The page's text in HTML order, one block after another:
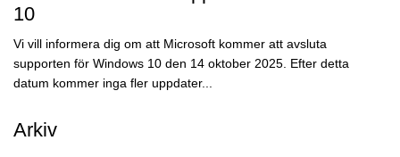
10
Vi vill informera dig om att Microsoft kommer att avsluta
supporten för Windows 10 den 14 oktober 2025. Efter detta
datum kommer inga fler uppdater...
Arkiv